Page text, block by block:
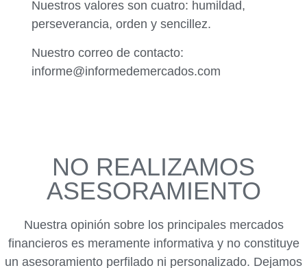
Nuestros valores son cuatro: humildad,
perseverancia, orden y sencillez.
Nuestro correo de contacto:
informe@informedemercados.com
NO REALIZAMOS
ASESORAMIENTO
Nuestra opinión sobre los principales mercados
financieros es meramente informativa y no constituye
un asesoramiento perfilado ni personalizado. Dejamos